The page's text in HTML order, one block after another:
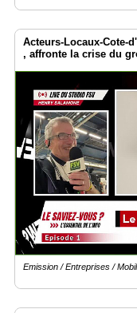
Acteurs-Locaux-Cote-
, affronte la crise du
Emission / Entreprises /